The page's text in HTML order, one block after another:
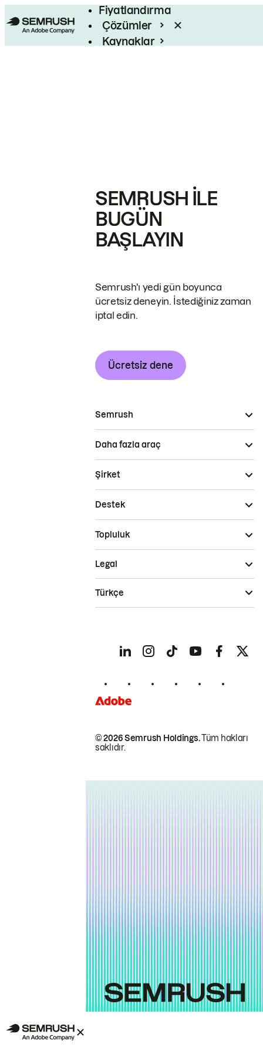
Fiyatlandırma
Çözümler
Kaynaklar
SEMRUSH ILE
BUGÜN
BAŞLAYIN
Semrush'ı yedi gün boyunca
ücretsiz deneyin. İstediğiniz zaman
iptal edin.
Ücretsiz dene
Semrush
Daha fazla araç
Şirket
Destek
Topluluk
© 2026 Semrush Holdings.Tüm hakları
saklıdır.
Legal
Türkçe